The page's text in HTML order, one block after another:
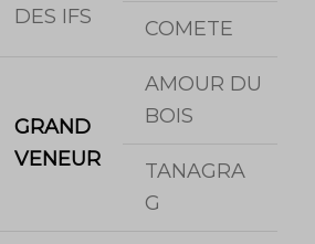
DES IFS
COMETE
GRAND
VENEUR
AMOUR DU
BOIS
TANAGRA
G